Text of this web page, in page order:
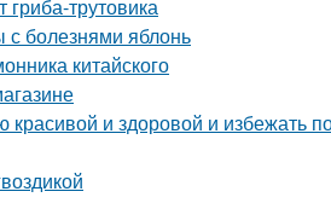
гриба-трутовика
болезнями яблонь
китайского
и здоровой и избежать